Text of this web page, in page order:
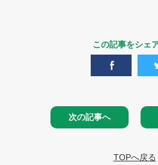
この記事をシェ
次の記事へ
TOPへ戻る